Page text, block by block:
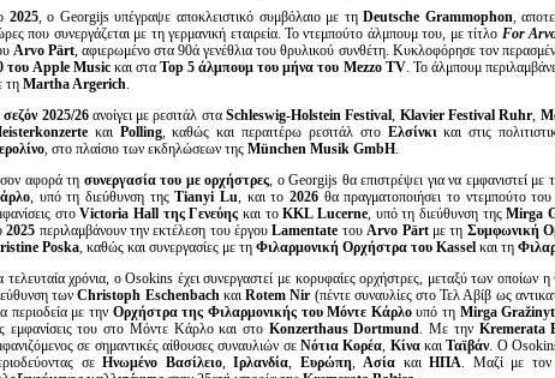
2025, ο Georgijs υπέγραψε αποκλειστικό συμβόλαιο με τηDeutsche Grammophon ,
που συνεργάζεται με τη γερμανική εταιρεία. Το ντεμπούτο άλμπουμ του, με τίτλο For
Arvo Pärt , αφιερωμένο στα 90ά γενέθλια του θρυλικού συνθέτη. Κυκλοφόρησε τον
του Apple Music και σταTop 5 άλμπουμ του μήνα του Mezzo TV. Το άλμπουμ
τη Martha Argerich
σεζόν 2025/26ανοίγει με ρεσιτάλ σταSchleswig-Holstein Festival Klavier Festival Ruhr
και Polling, καθώς και περαιτέρω ρεσιτάλ στο Ελσίνκι και στις
, στο πλαίσιο των εκδηλώσεων της München Musik GmbH
αφορά τη συνεργασία του με ορχήστρες , ο Georgijs θα επιστρέψει για να εμφανιστεί με
, υπό τη διεύθυνση τηςTianyi Lu , και το2026 θα πραγματοποιήσει το ντεμπούτο
στοVictoria Hall της Γενεύης και τοKKL Lucerne , υπό τη διεύθυνση τηςMirga
2025 περιλαμβάνουν την εκτέλεση του έργουLamentate του Arvo Pärtμε τη Συμφωνική
Poska , καθώς και συνεργασίες με τη Φιλαρμονική Ορχήστρα του Kassel και τη
τελευταία χρόνια, ο Osokins έχει συνεργαστεί με κορυφαίες ορχήστρες, μεταξύ των οποίων η
τωνChristoph Eschenbach καιRotem Nir (πέντε συναυλίες στο Τελ Αβίβ ως
περιοδεία με την Ορχήστρα της Φιλαρμονικής του Μόντε Κάρλουπό τη Mirga Gražinyt
εμφανίσεις του στο Μόντε Κάρλο και στο Konzerthaus Dortmund . Με την Kremerata
σε σημαντικές αίθουσες συναυλιών σε Νότια Κορέα ΚίνακαιΤαϊβάν. Ο Osokins
σεΗνωμένο Βασίλειο,Ιρλανδία Ευρώπη, Ασία καιΗΠΑ . Μαζί με